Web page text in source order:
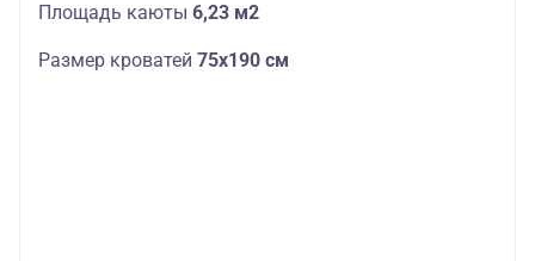
Площадь каюты 6,23 м2
Размер кроватей 75х190 см